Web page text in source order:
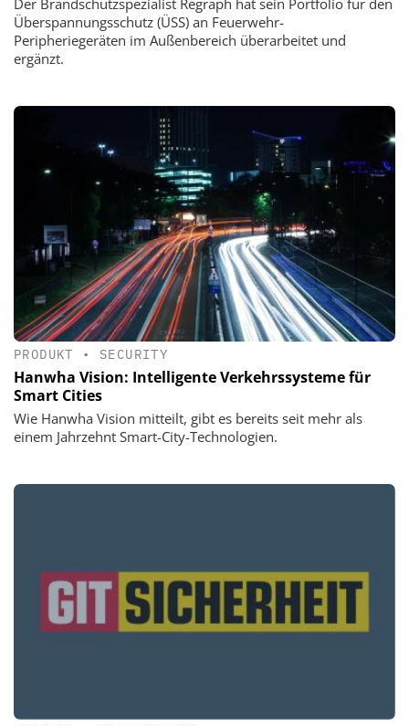
Überspannungsschutz (ÜSS) an Feuerwehr-
Peripheriegeräten im Außenbereich überarbeitet und
ergänzt.
PRODUKT • SECURITY
Hanwha Vision: Intelligente Verkehrssysteme für
Smart Cities
Wie Hanwha Vision mitteilt, gibt es bereits seit mehr als
einem Jahrzehnt Smart-City-Technologien.